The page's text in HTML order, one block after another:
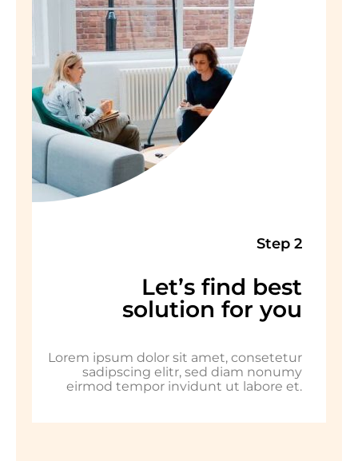
Step 2
Let’s find best
solution for you
Lorem ipsum dolor sit amet, consetetur
sadipscing elitr, sed diam nonumy
eirmod tempor invidunt ut labore et.